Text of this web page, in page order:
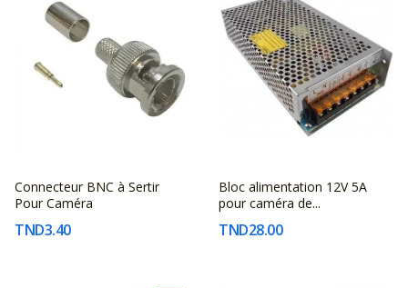
FABRICANT
Connecteur BNC à Sertir
Pour Caméra
TND3.40
FABRICANT
Bloc alimentation 12V 5A
pour caméra de...
TND28.00